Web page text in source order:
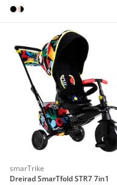
smarTrike
Dreirad SmarTfold STR7 7in1